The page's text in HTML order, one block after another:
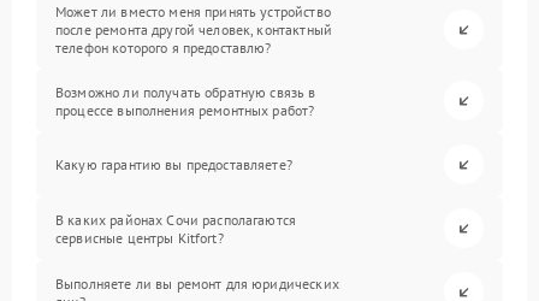
Может ли вместо меня принять устройство
после ремонта другой человек, контактный
телефон которого я предоставлю?
Возможно ли получать обратную связь в
процессе выполнения ремонтных работ?
Какую гарантию вы предоставляете?
В каких районах Сочи располагаются
сервисные центры Kitfort?
Выполняете ли вы ремонт для юридических